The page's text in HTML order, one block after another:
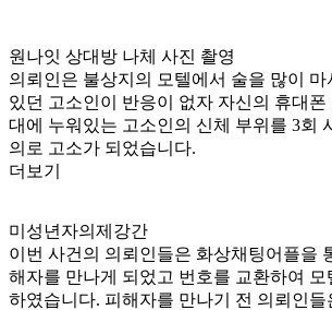
원나잇 상대방 나체 사진 촬영
의뢰인은 불상지의 모텔에서 술을 많이
있던 고소인이 반응이 없자 자신의 휴대
대에 누워있는 고소인의 신체 부위를 3회
의로 고소가 되었습니다.
더보기
미성년자의제강간
이번 사건의 의뢰인들은 화상채팅어플을
해자를 만나게 되었고 번호를 교환하여
하였습니다. 피해자를 만나기 전 의뢰인